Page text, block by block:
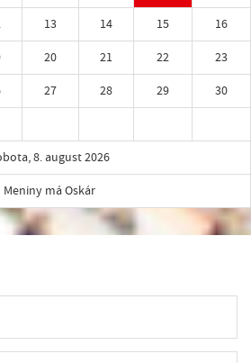
13 14 15
16
20 21 22
23
27 28 29
30
8. august 2026
Meniny má Oskár